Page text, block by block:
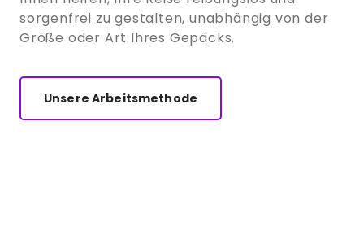
sorgenfrei zu gestalten, unabhängig von der
Größe oder Art Ihres Gepäcks.
Unsere Arbeitsmethode